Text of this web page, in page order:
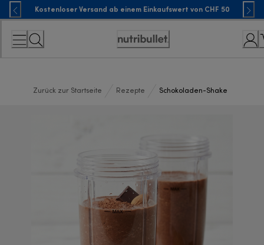
Skip
to
Content
Kostenloser Versand ab einem Einkaufswert von CHF 50
Accessibility
Zurück zur Startseite Rezepte Schokoladen-Shake